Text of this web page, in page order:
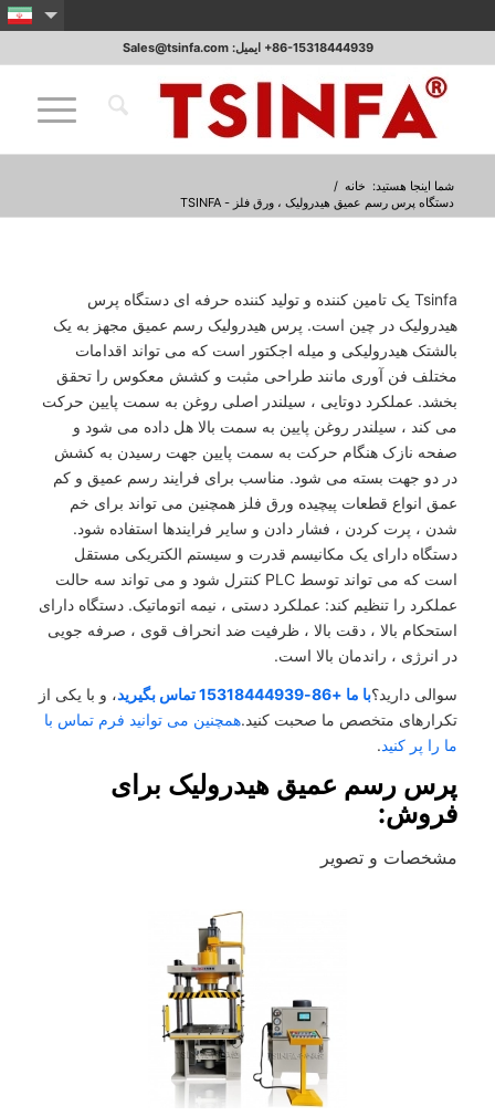
‎+86-15318444939 ایمیل: Sales@tsinfa.com
شما اینجا هستید: خانه /
دستگاه پرس رسم عمیق هیدرولیک ، ورق فلز - TSINFA
Tsinfa یک تامین کننده و تولید کننده حرفه ای دستگاه پرس
هیدرولیک در چین است. پرس هیدرولیک رسم عمیق مجهز به یک
بالشتک هیدرولیکی و میله اجکتور است که می تواند اقدامات
مختلف فن آوری مانند طراحی مثبت و کشش معکوس را تحقق
بخشد. عملکرد دوتایی ، سیلندر اصلی روغن به سمت پایین حرکت
می کند ، سیلندر روغن پایین به سمت بالا هل داده می شود و
صفحه نازک هنگام حرکت به سمت پایین جهت رسیدن به کشش
در دو جهت بسته می شود. مناسب برای فرایند رسم عمیق و کم
عمق انواع قطعات پیچیده ورق فلز همچنین می تواند برای خم
شدن ، پرت کردن ، فشار دادن و سایر فرایندها استفاده شود.
دستگاه دارای یک مکانیسم قدرت و سیستم الکتریکی مستقل
است که می تواند توسط PLC کنترل شود و می تواند سه حالت
عملکرد را تنظیم کند: عملکرد دستی ، نیمه اتوماتیک. دستگاه دارای
استحکام بالا ، دقت بالا ، ظرفیت ضد انحراف قوی ، صرفه جویی
در انرژی ، راندمان بالا است.
سوالی دارید؟با ما +86-15318444939 تماس بگیرید
، و با یکی از
تکرارهای متخصص ما صحبت کنید.همچنین می توانید فرم تماس با
ما را پر کنید.
پرس رسم عمیق هیدرولیک برای
فروش:
مشخصات و تصویر